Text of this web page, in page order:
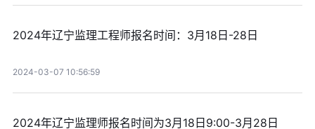
2024年辽宁监理工程师报名时间：3月18日-28日
2024-03-07 10:56:59
2024年辽宁监理师报名时间为3月18日9:00-3月28日